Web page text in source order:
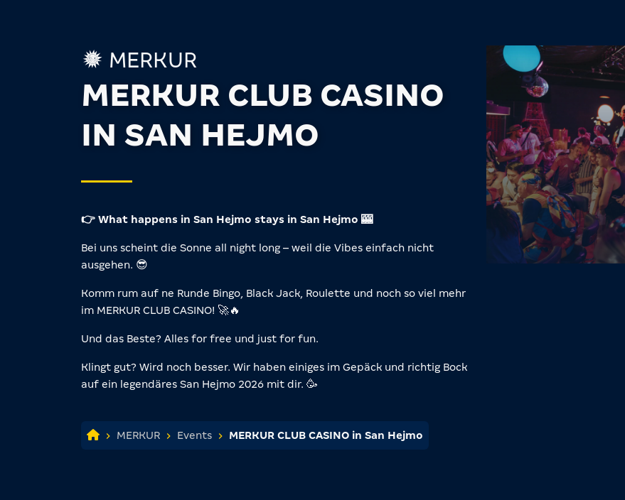
MERKUR
MERKUR CLUB CASINO
IN SAN HEJMO
👉 What happens in San Hejmo stays in San Hejmo 🎰
Bei uns scheint die Sonne all night long – weil die Vibes einfach nicht
ausgehen. 😎
Komm rum auf ne Runde Bingo, Black Jack, Roulette und noch so viel mehr
im MERKUR CLUB CASINO! 🚀🔥
Und das Beste? Alles for free und just for fun.
Klingt gut? Wird noch besser. Wir haben einiges im Gepäck und richtig Bock
auf ein legendäres San Hejmo 2026 mit dir. 🥳
MERKUR Events MERKUR CLUB CASINO in San Hejmo